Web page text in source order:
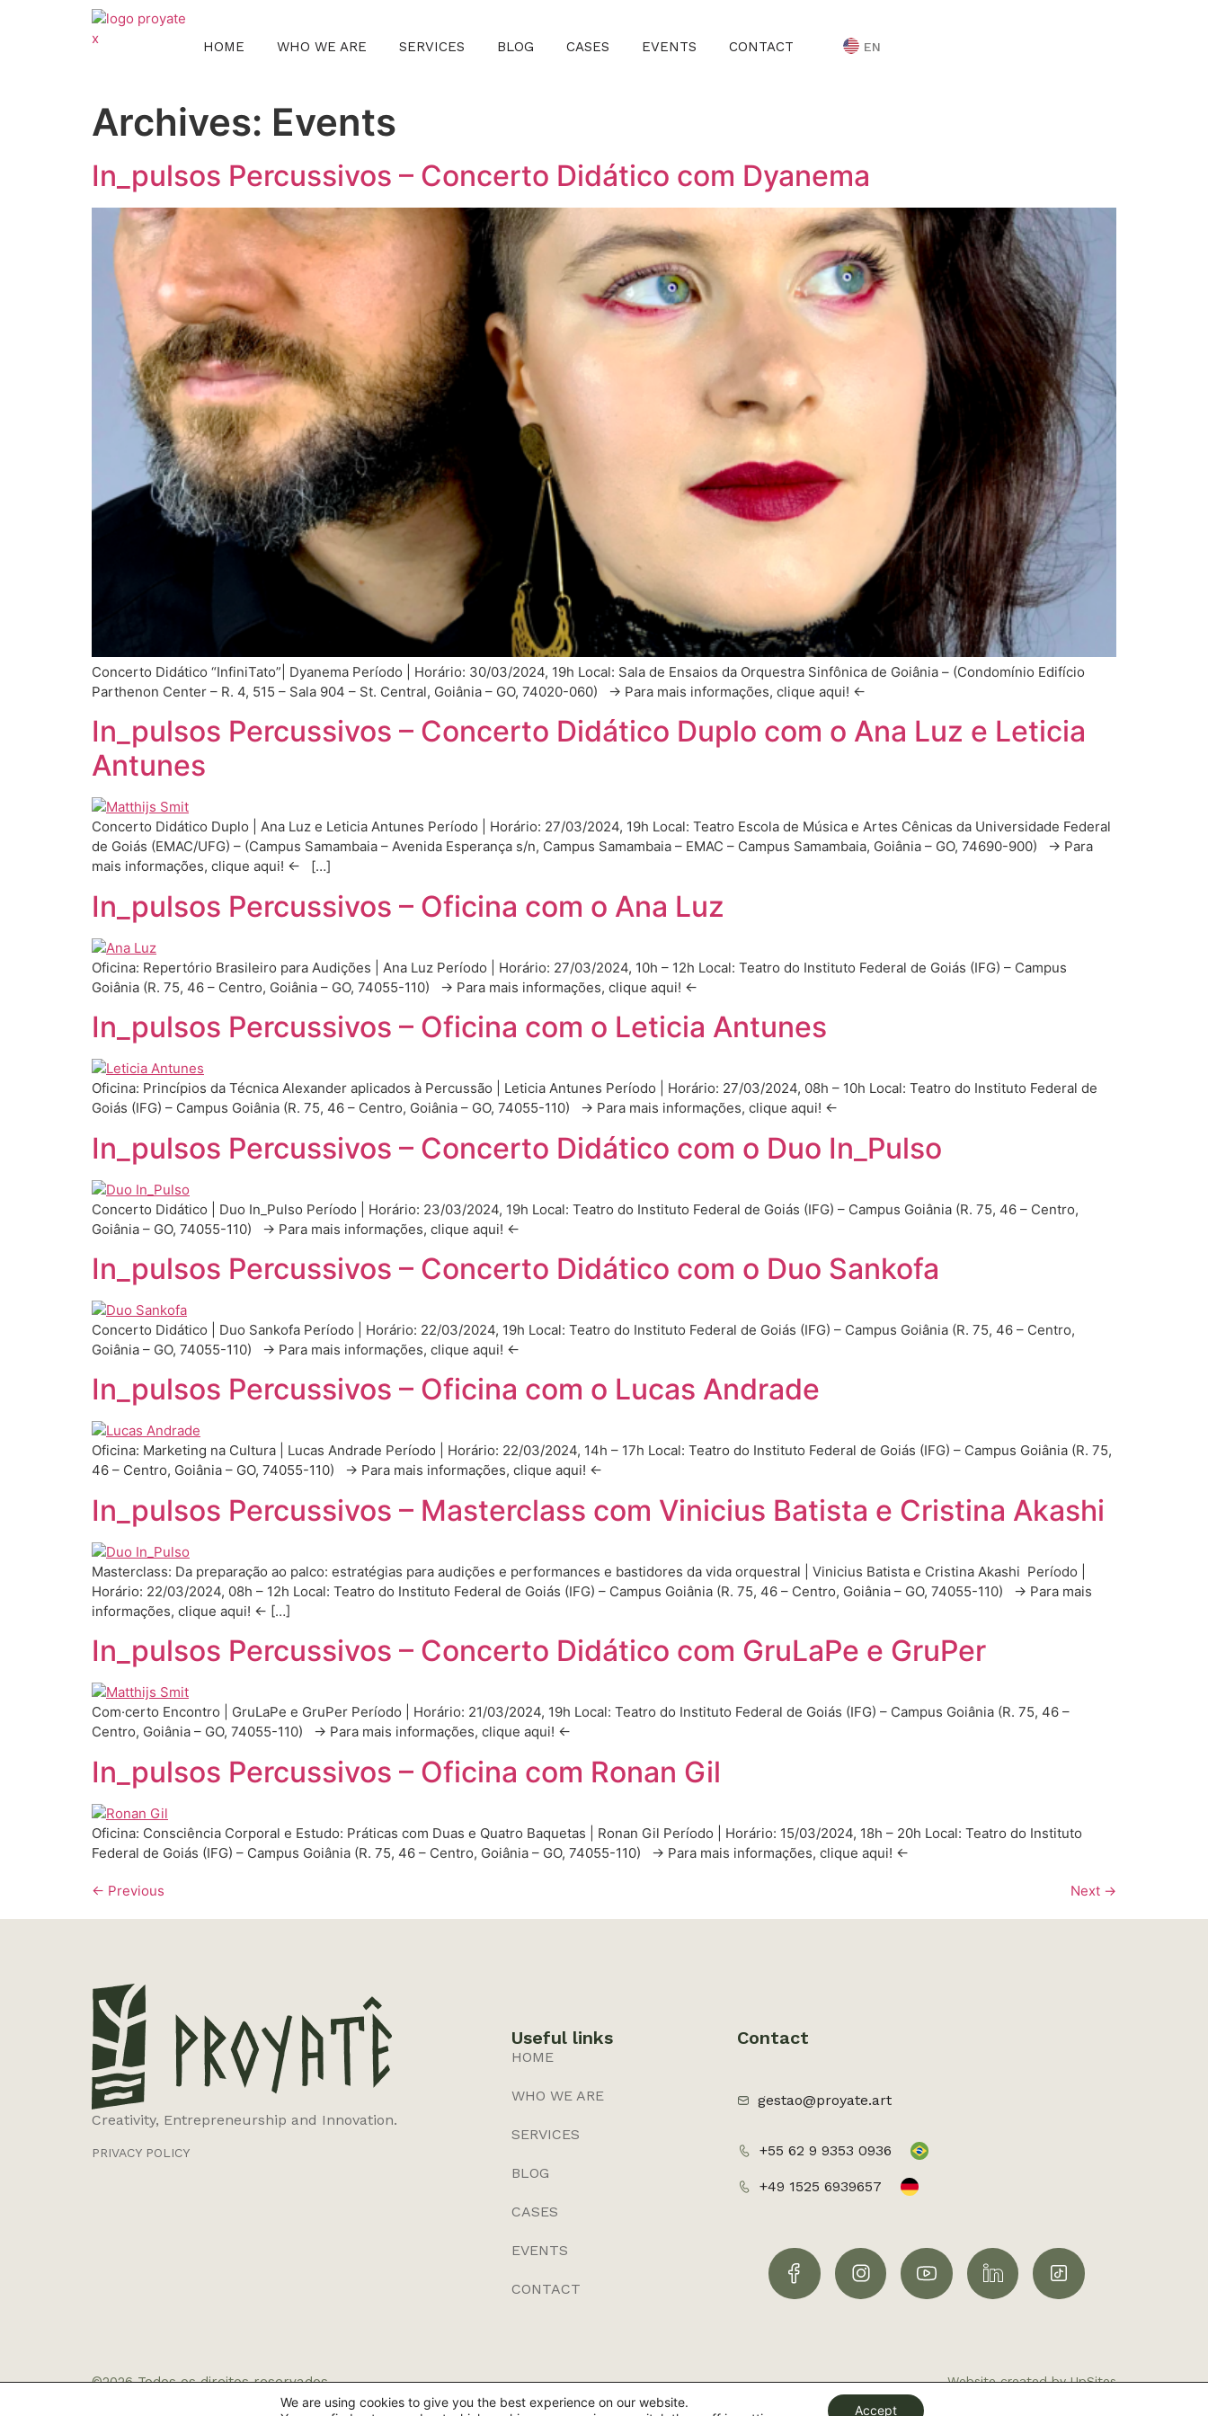
HOME WHO WE ARE SERVICES BLOG CASES EVENTS CONTACT EN
Archives: Events
In_pulsos Percussivos – Concerto Didático com Dyanema
Concerto Didático “InfiniTato”| Dyanema Período | Horário: 30/03/2024, 19h Local: Sala de Ensaios da Orquestra Sinfônica de Goiânia – (Condomínio Edifício
Parthenon Center – R. 4, 515 – Sala 904 – St. Central, Goiânia – GO, 74020-060) → Para mais informações, clique aqui! ←
In_pulsos Percussivos – Concerto Didático Duplo com o Ana Luz e Leticia
Antunes
Concerto Didático Duplo | Ana Luz e Leticia Antunes Período | Horário: 27/03/2024, 19h Local: Teatro Escola de Música e Artes Cênicas da Universidade Federal
de Goiás (EMAC/UFG) – (Campus Samambaia – Avenida Esperança s/n, Campus Samambaia – EMAC – Campus Samambaia, Goiânia – GO, 74690-900) → Para
mais informações, clique aqui! ← […]
In_pulsos Percussivos – Oficina com o Ana Luz
Oficina: Repertório Brasileiro para Audições | Ana Luz Período | Horário: 27/03/2024, 10h – 12h Local: Teatro do Instituto Federal de Goiás (IFG) – Campus
Goiânia (R. 75, 46 – Centro, Goiânia – GO, 74055-110) → Para mais informações, clique aqui! ←
In_pulsos Percussivos – Oficina com o Leticia Antunes
Oficina: Princípios da Técnica Alexander aplicados à Percussão | Leticia Antunes Período | Horário: 27/03/2024, 08h – 10h Local: Teatro do Instituto Federal de
Goiás (IFG) – Campus Goiânia (R. 75, 46 – Centro, Goiânia – GO, 74055-110) → Para mais informações, clique aqui! ←
In_pulsos Percussivos – Concerto Didático com o Duo In_Pulso
Concerto Didático | Duo In_Pulso Período | Horário: 23/03/2024, 19h Local: Teatro do Instituto Federal de Goiás (IFG) – Campus Goiânia (R. 75, 46 – Centro,
Goiânia – GO, 74055-110) → Para mais informações, clique aqui! ←
In_pulsos Percussivos – Concerto Didático com o Duo Sankofa
Concerto Didático | Duo Sankofa Período | Horário: 22/03/2024, 19h Local: Teatro do Instituto Federal de Goiás (IFG) – Campus Goiânia (R. 75, 46 – Centro,
Goiânia – GO, 74055-110) → Para mais informações, clique aqui! ←
In_pulsos Percussivos – Oficina com o Lucas Andrade
Oficina: Marketing na Cultura | Lucas Andrade Período | Horário: 22/03/2024, 14h – 17h Local: Teatro do Instituto Federal de Goiás (IFG) – Campus Goiânia (R. 75,
46 – Centro, Goiânia – GO, 74055-110) → Para mais informações, clique aqui! ←
In_pulsos Percussivos – Masterclass com Vinicius Batista e Cristina Akashi
Masterclass: Da preparação ao palco: estratégias para audições e performances e bastidores da vida orquestral | Vinicius Batista e Cristina Akashi Período |
Horário: 22/03/2024, 08h – 12h Local: Teatro do Instituto Federal de Goiás (IFG) – Campus Goiânia (R. 75, 46 – Centro, Goiânia – GO, 74055-110) → Para mais
informações, clique aqui! ← […]
In_pulsos Percussivos – Concerto Didático com GruLaPe e GruPer
Com·certo Encontro | GruLaPe e GruPer Período | Horário: 21/03/2024, 19h Local: Teatro do Instituto Federal de Goiás (IFG) – Campus Goiânia (R. 75, 46 –
Centro, Goiânia – GO, 74055-110) → Para mais informações, clique aqui! ←
In_pulsos Percussivos – Oficina com Ronan Gil
Oficina: Consciência Corporal e Estudo: Práticas com Duas e Quatro Baquetas | Ronan Gil Período | Horário: 15/03/2024, 18h – 20h Local: Teatro do Instituto
Federal de Goiás (IFG) – Campus Goiânia (R. 75, 46 – Centro, Goiânia – GO, 74055-110) → Para mais informações, clique aqui! ←
← Previous Next →
Creativity, Entrepreneurship and Innovation.
PRIVACY POLICY
Useful links
HOME
WHO WE ARE
SERVICES
BLOG
CASES
EVENTS
CONTACT
Contact
gestao@proyate.art
+55 62 9 9353 0936
+49 1525 6939657
©2026 Todos os direitos reservados Website created by UpSites
We are using cookies to give you the best experience on our website.
Accept